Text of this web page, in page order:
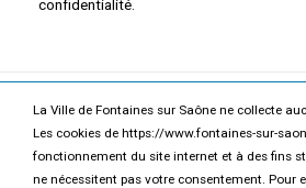
La Ville de Fontaines sur Saône ne collecte
Les cookies de https://www.fontaines-sur-
fonctionnement du site internet et à des fins
ne nécessitent pas votre consentement. Pour
confidentialité.
Mentions légales
Politique
Accessibilité